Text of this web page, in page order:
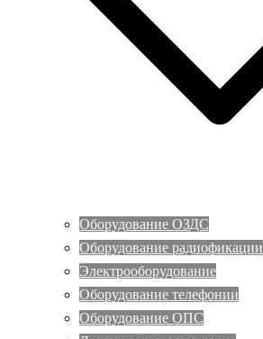
Оборудование ОЗДС
Оборудование радиофикации
Электрооборудование
Оборудование телефонии
Оборудование ОПС